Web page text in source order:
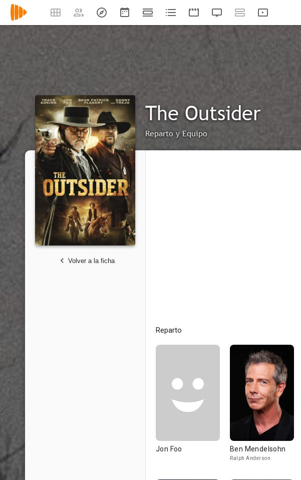
The Outsider
Reparto y Equipo
Volver a la ficha
Reparto
Jon Foo Ben Mendelsohn
Ralph Anderson